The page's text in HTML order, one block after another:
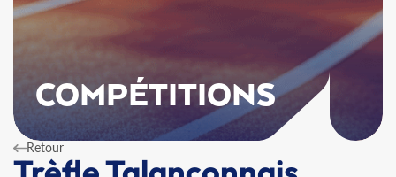
COMPÉTITIONS
Retour